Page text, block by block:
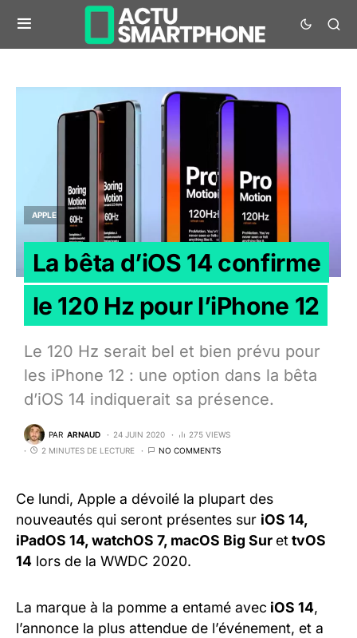
APPLE
La bêta d’iOS 14 confirme
le 120 Hz pour l’iPhone 12
Le 120 Hz serait bel et bien prévu pour
les iPhone 12 : une option dans la bêta
d’iOS 14 indiquerait sa présence.
PAR ARNAUD 24 JUIN 2020
275 VIEWS
2 MINUTES DE LECTURE
NO COMMENTS
Ce lundi, Apple a dévoilé la plupart des
nouveautés qui seront présentes sur iOS 14,
iPadOS 14, watchOS 7, macOS Big Sur ettvOS
14 lors de la WWDC 2020.
La marque à la pomme a entamé avec iOS 14,
l’annonce la plus attendue de l’événement, et a